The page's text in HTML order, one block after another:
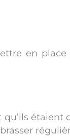
en
étaient